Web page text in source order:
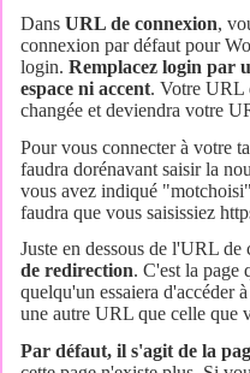
Dans URL de connexion,
connexion par défaut pour
login. Remplacez login par
espace ni accent. Votre URL
changée et deviendra votre
Pour vous connecter à votre
faudra dorénavant saisir la
vous avez indiqué
faudra que vous saisissiez
Juste en dessous de l'URL
de redirection. C'est la page
quelqu'un essaiera d'accéder
une autre URL que celle que
Par défaut, il s'agit de la